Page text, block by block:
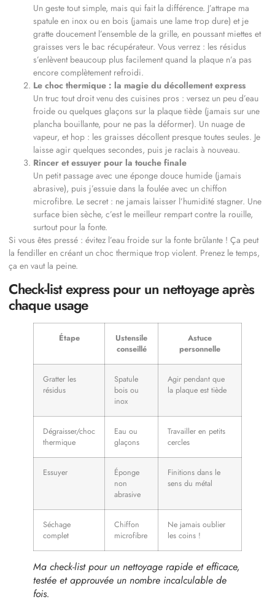
Un geste tout simple, mais qui fait la différence. J’attrape ma
spatule en inox ou en bois (jamais une lame trop dure) et je
gratte doucement l’ensemble de la grille, en poussant miettes et
graisses vers le bac récupérateur. Vous verrez : les résidus
s’enlèvent beaucoup plus facilement quand la plaque n’a pas
encore complètement refroidi.
Le choc thermique : la magie du décollement express
Un truc tout droit venu des cuisines pros : versez un peu d’eau
froide ou quelques glaçons sur la plaque tiède (jamais sur une
plancha bouillante, pour ne pas la déformer). Un nuage de
vapeur, et hop : les graisses décollent presque toutes seules. Je
laisse agir quelques secondes, puis je raclais à nouveau.
Rincer et essuyer pour la touche finale
Un petit passage avec une éponge douce humide (jamais
abrasive), puis j’essuie dans la foulée avec un chiffon
microfibre. Le secret : ne jamais laisser l’humidité stagner. Une
surface bien sèche, c’est le meilleur rempart contre la rouille,
surtout pour la fonte.
Si vous êtes pressé : évitez l’eau froide sur la fonte brûlante ! Ça peut
la fendiller en créant un choc thermique trop violent. Prenez le temps,
ça en vaut la peine.
Check-list express pour un nettoyage après
chaque usage
Étape
Ustensile
conseillé
Astuce
personnelle
Gratter les
résidus
Spatule
bois ou
inox
Agir pendant que
la plaque est tiède
Dégraisser/choc
thermique
Eau ou
glaçons
Travailler en petits
cercles
Essuyer
Éponge
non
abrasive
Finitions dans le
sens du métal
Séchage
complet
Chiffon
microfibre
Ne jamais oublier
les coins !
Ma check-list pour un nettoyage rapide et efficace,
testée et approuvée un nombre incalculable de
fois.